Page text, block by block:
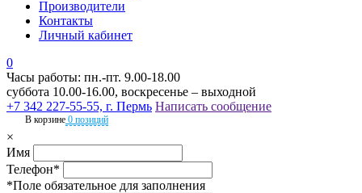
Производители
Контакты
Личный кабинет
0
Часы работы: пн.-пт. 9.00-18.00
суббота 10.00-16.00, воскресенье – выходной
+7 342 227-55-55, г. Пермь Написать сообщение
В корзине 0 позиций
×
Имя
Телефон*
*Поле обязательное для заполнения